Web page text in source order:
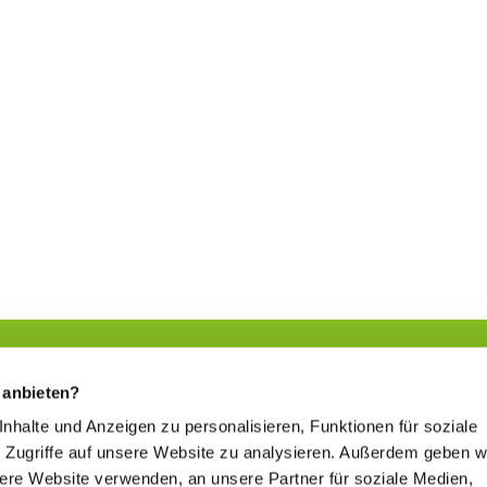
und Anzeigen zu personalisieren, Funktionen für soziale
auf unsere Website zu analysieren. Außerdem geben
Website verwenden, an unsere Partner für soziale Medien,
Sich etwas Gutes tun
www.kur-in-hessen.de